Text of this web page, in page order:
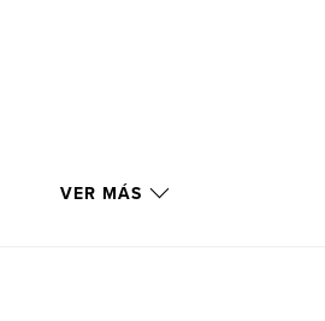
VER MÁS